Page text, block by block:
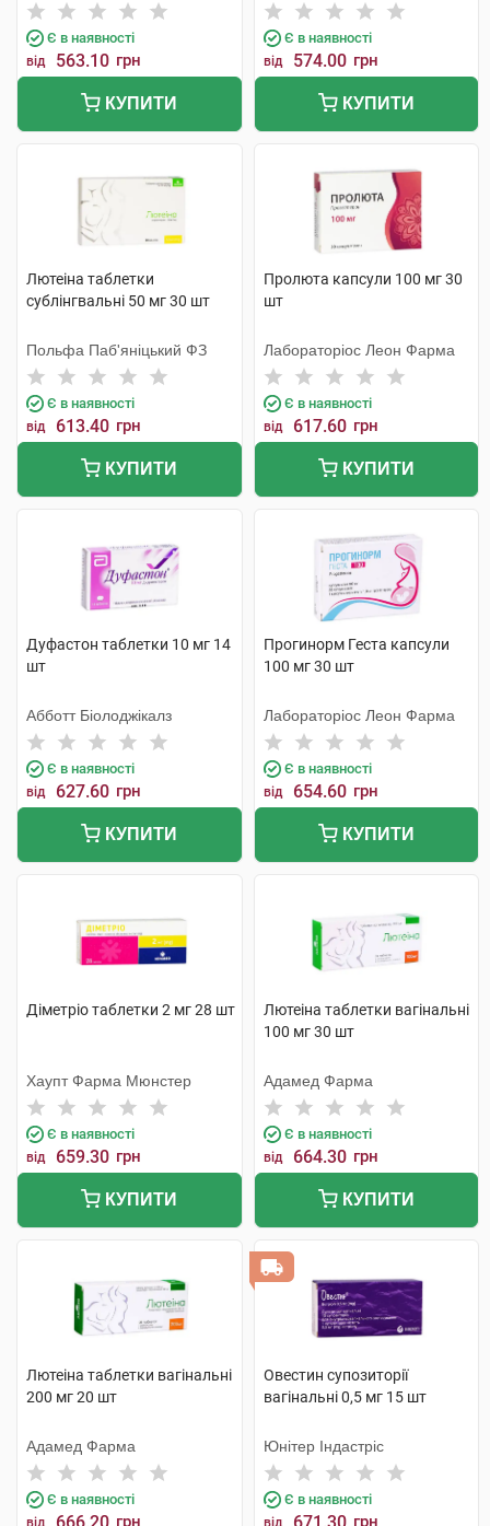
Є в наявності
від 563.10 грн
КУПИТИ
Є в наявності
від 574.00 грн
КУПИТИ
Лютеіна таблетки
сублінгвальні 50 мг 30 шт
Польфа Паб'яніцький ФЗ
Є в наявності
від 613.40 грн
КУПИТИ
Пролюта капсули 100 мг 30
шт
Лабораторіос Леон Фарма
Є в наявності
від 617.60 грн
КУПИТИ
Дуфастон таблетки 10 мг 14
шт
Абботт Біолоджікалз
Є в наявності
від 627.60 грн
КУПИТИ
Прогинорм Геста капсули
100 мг 30 шт
Лабораторіос Леон Фарма
Є в наявності
від 654.60 грн
КУПИТИ
Діметріо таблетки 2 мг 28 шт
Хаупт Фарма Мюнстер
Є в наявності
від 659.30 грн
КУПИТИ
Лютеіна таблетки вагінальні
100 мг 30 шт
Адамед Фарма
Є в наявності
від 664.30 грн
КУПИТИ
Лютеіна таблетки вагінальні
200 мг 20 шт
Адамед Фарма
Є в наявності
від грн
Овестин супозиторії
вагінальні 0,5 мг 15 шт
Юнітер Індастріс
Є в наявності
від грн